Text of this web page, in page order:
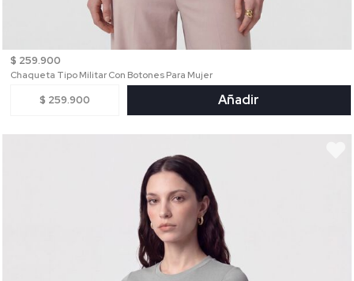
$ 259.900
Chaqueta Tipo Militar Con Botones Para Mujer
$ 259.900 Añadir